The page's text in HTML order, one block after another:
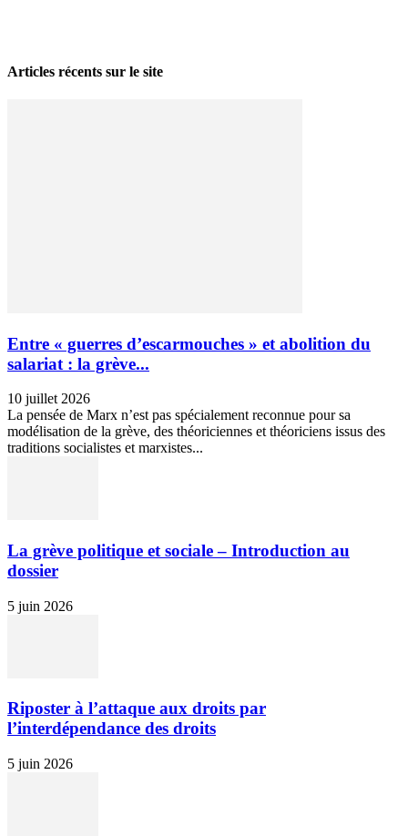
Articles récents sur le site
Entre « guerres d’escarmouches » et abolition du
salariat : la grève...
10 juillet 2026
La pensée de Marx n’est pas spécialement reconnue pour sa
modélisation de la grève, des théoriciennes et théoriciens issus des
traditions socialistes et marxistes...
La grève politique et sociale – Introduction au
dossier
5 juin 2026
Riposter à l’attaque aux droits par
l’interdépendance des droits
5 juin 2026